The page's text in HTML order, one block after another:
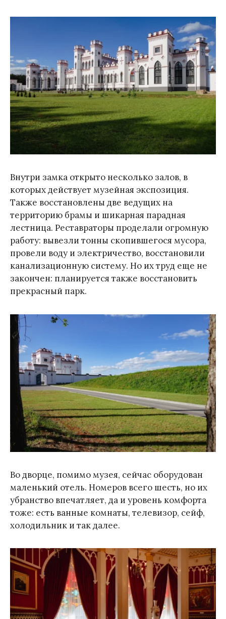
Внутри замка открыто несколько залов, в
которых действует музейная экспозиция.
Также восстановлены две ведущих на
территорию брамы и шикарная парадная
лестница. Реставраторы проделали огромную
работу: вывезли тонны скопившегося мусора,
провели воду и электричество, восстановили
канализационную систему. Но их труд еще не
закончен: планируется также восстановить
прекрасный парк.
Во дворце, помимо музея, сейчас оборудован
маленький отель. Номеров всего шесть, но их
убранство впечатляет, да и уровень комфорта
тоже: есть ванные комнаты, телевизор, сейф,
холодильник и так далее.